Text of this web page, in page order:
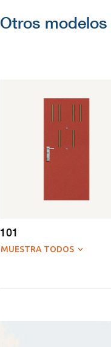
Otros
101
MUESTRA TODOS